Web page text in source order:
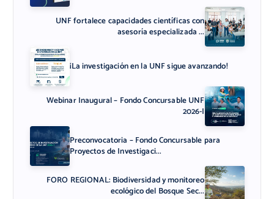
UNF fortalece capacidades científicas con
asesoría especializada ...
¡La investigación en la UNF sigue avanzando!
Webinar Inaugural – Fondo Concursable UNF
2026-I
Preconvocatoria – Fondo Concursable para
Proyectos de Investigaci...
FORO REGIONAL: Biodiversidad y monitoreo
ecológico del Bosque Sec...